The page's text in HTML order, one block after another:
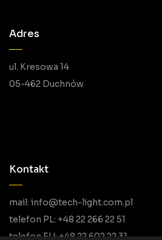
Adres
ul. Kresowa 14
05-462 Duchnów
Kontakt
mail: info@tech-light.com.pl
telefon PL: +48 22 266 22 51
telefon EU: +48 22 602 22 31